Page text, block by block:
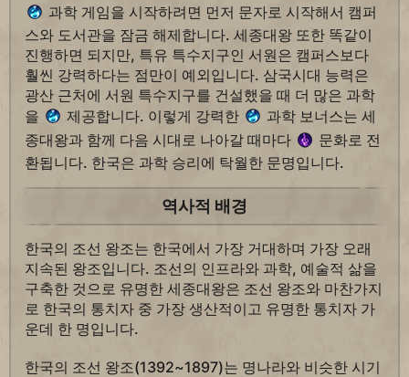
과학 게임을 시작하려면 먼저 문자로 시작해서 캠퍼
스와 도서관을 잠금 해제합니다. 세종대왕 또한 똑같이
진행하면 되지만, 특유 특수지구인 서원은 캠퍼스보다
훨씬 강력하다는 점만이 예외입니다. 삼국시대 능력은
광산 근처에 서원 특수지구를 건설했을 때 더 많은 과학
을
제공합니다. 이렇게 강력한
과학 보너스는 세
종대왕과 함께 다음 시대로 나아갈 때마다
문화로 전
환됩니다. 한국은 과학 승리에 탁월한 문명입니다.
역사적 배경
한국의 조선 왕조는 한국에서 가장 거대하며 가장 오래
지속된 왕조입니다. 조선의 인프라와 과학, 예술적 삶을
구축한 것으로 유명한 세종대왕은 조선 왕조와 마찬가지
로 한국의 통치자 중 가장 생산적이고 유명한 통치자 가
운데 한 명입니다.
한국의 조선 왕조(1392~1897)는 명나라와 비슷한 시기